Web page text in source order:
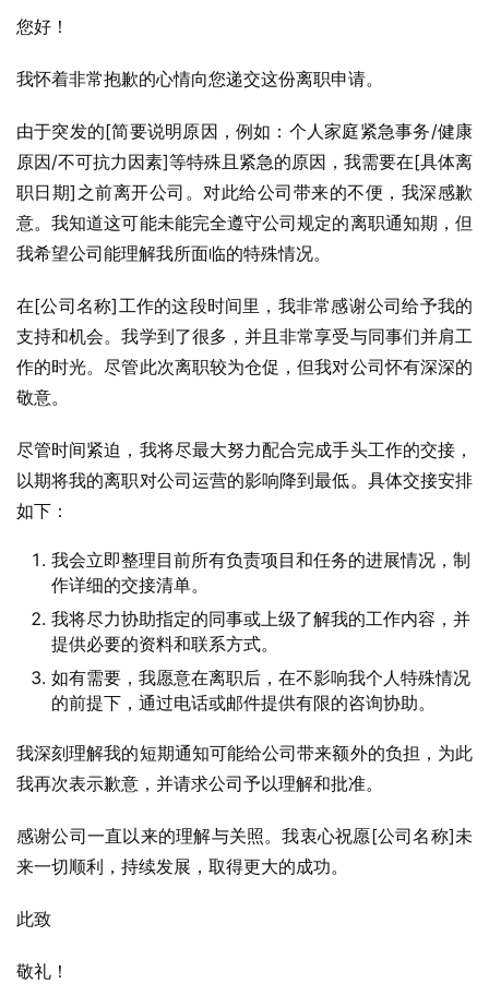
您好！
我怀着非常抱歉的心情向您递交这份离职申请。
由于突发的[简要说明原因，例如：个人家庭紧急事务/健康
原因/不可抗力因素]等特殊且紧急的原因，我需要在[具体离
职日期]之前离开公司。对此给公司带来的不便，我深感歉
意。我知道这可能未能完全遵守公司规定的离职通知期，但
我希望公司能理解我所面临的特殊情况。
在[公司名称]工作的这段时间里，我非常感谢公司给予我的
支持和机会。我学到了很多，并且非常享受与同事们并肩工
作的时光。尽管此次离职较为仓促，但我对公司怀有深深的
敬意。
尽管时间紧迫，我将尽最大努力配合完成手头工作的交接，
以期将我的离职对公司运营的影响降到最低。具体交接安排
如下：
我会立即整理目前所有负责项目和任务的进展情况，制
作详细的交接清单。
我将尽力协助指定的同事或上级了解我的工作内容，并
提供必要的资料和联系方式。
如有需要，我愿意在离职后，在不影响我个人特殊情况
的前提下，通过电话或邮件提供有限的咨询协助。
我深刻理解我的短期通知可能给公司带来额外的负担，为此
我再次表示歉意，并请求公司予以理解和批准。
感谢公司一直以来的理解与关照。我衷心祝愿[公司名称]未
来一切顺利，持续发展，取得更大的成功。
此致
敬礼！